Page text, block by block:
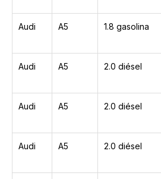
Audi A5 1.8 gasolina
Audi A5 2.0 diésel
Audi A5 2.0 diésel
Audi A5 2.0 diésel